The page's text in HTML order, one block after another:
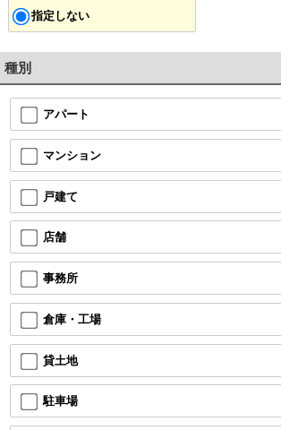
指定しない
種別
アパート
マンション
戸建て
店舗
事務所
倉庫・工場
貸土地
駐車場